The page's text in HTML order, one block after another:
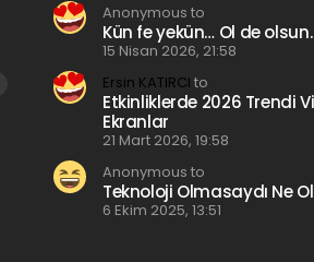
Anonymous to
Kün fe yekün… Ol de
15 Nisan 2026, 21:58
Ersin KATIRCI to
Etkinliklerde 2026 Trendi
Ekranlar
21 Mart 2026, 19:58
Anonymous to
Teknoloji Olmasaydı Ne
6 Ekim 2025, 13:51